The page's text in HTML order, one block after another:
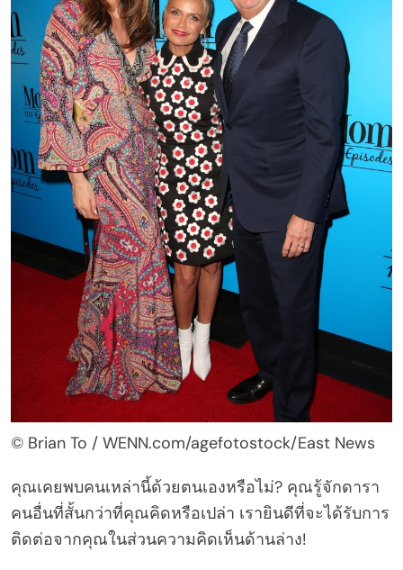
© Brian To / WENN.com/agefotostock/East News
คุณเคยพบคนเหล่านี้ด้วยตนเองหรือไม่? คุณรู้จักดารา
คนอื่นที่สั้นกว่าที่คุณคิดหรือเปล่า เรายินดีที่จะได้รับการ
ติดต่อจากคุณในส่วนความคิดเห็นด้านล่าง!